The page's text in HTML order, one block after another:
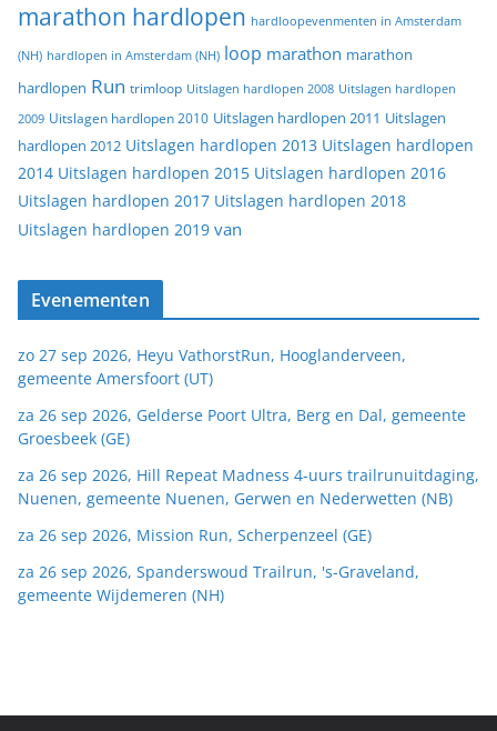
marathon hardlopen hardloopevenmenten in Amsterdam
(NH) hardlopen in Amsterdam (NH) loop marathon marathon
hardlopen Run trimloop Uitslagen hardlopen 2008 Uitslagen hardlopen
2009 Uitslagen hardlopen 2010 Uitslagen hardlopen 2011 Uitslagen
hardlopen 2012 Uitslagen hardlopen 2013 Uitslagen hardlopen
2014 Uitslagen hardlopen 2015 Uitslagen hardlopen 2016
Uitslagen hardlopen 2017 Uitslagen hardlopen 2018
Uitslagen hardlopen 2019 van
Evenementen
zo 27 sep 2026, Heyu VathorstRun, Hooglanderveen,
gemeente Amersfoort (UT)
za 26 sep 2026, Gelderse Poort Ultra, Berg en Dal, gemeente
Groesbeek (GE)
za 26 sep 2026, Hill Repeat Madness 4-uurs trailrunuitdaging,
Nuenen, gemeente Nuenen, Gerwen en Nederwetten (NB)
za 26 sep 2026, Mission Run, Scherpenzeel (GE)
za 26 sep 2026, Spanderswoud Trailrun, 's-Graveland,
gemeente Wijdemeren (NH)